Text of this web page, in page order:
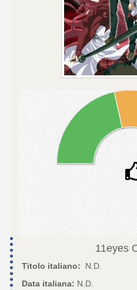
11eyes
Titolo italiano:
N.D.
Data italiana: N.D.